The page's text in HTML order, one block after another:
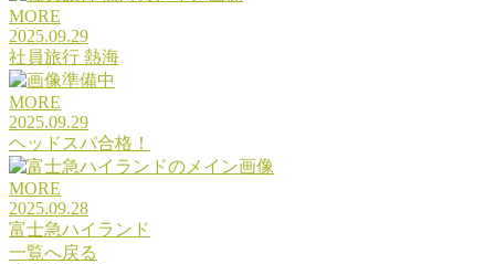
MORE
2025.09.29
社員旅行 熱海
MORE
2025.09.29
ヘッドスパ合格！
MORE
2025.09.28
富士急ハイランド
一覧へ戻る